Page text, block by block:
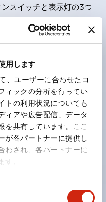
用します
、ユーザーに合わせたコ
ィックの分析を行ってい
トの利用状況についても
ィアや広告配信、データ
を共有しています。ここ
が各パートナーに提供し
わされ、各パートナーに
す。
スイッチと表示灯の3つ
にした2点押ボタンスイッ
LSRD球）。これまで色
1色のLED球で各色を表
対応。表示灯（角平形）
灯時のランプ色の識別が
険時や緊急事態時の色表
多くの方が識別可能に。